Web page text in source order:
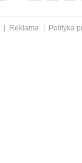
Reklama
Polityka